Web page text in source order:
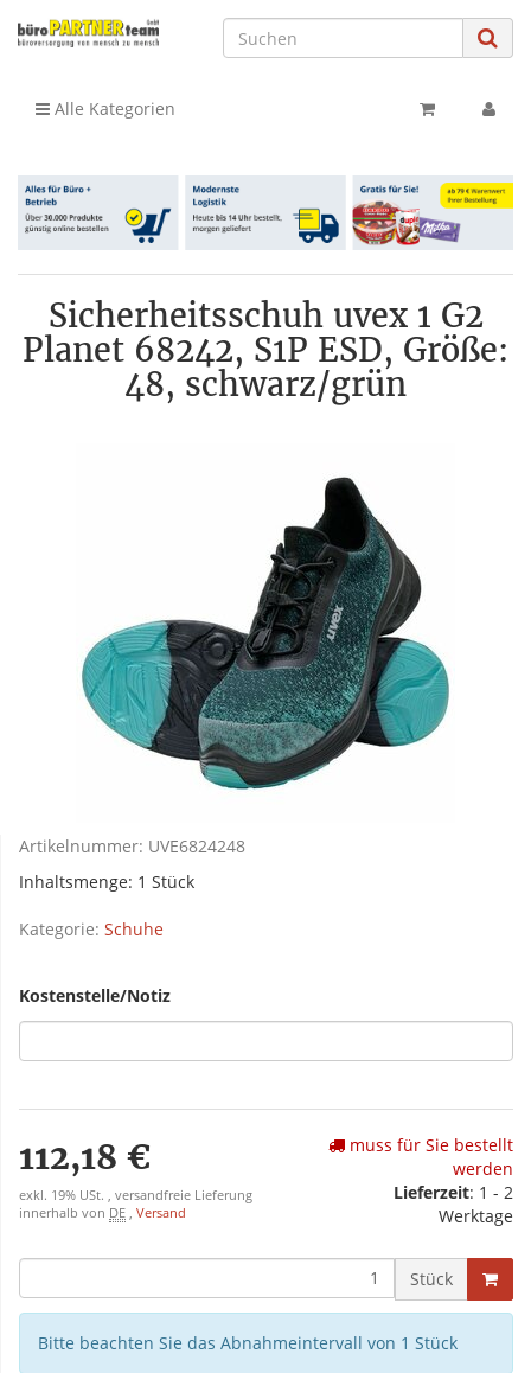
Alle Kategorien
Sicherheitsschuh uvex 1 G2
Planet 68242, S1P ESD, Größe:
48, schwarz/grün
Artikelnummer: UVE6824248
Inhaltsmenge: 1 Stück
Kategorie: Schuhe
Kostenstelle/Notiz
112,18 €
exkl. 19% USt. , versandfreie Lieferung
innerhalb von DE , Versand
muss für Sie bestellt
werden
Lieferzeit: 1 - 2
Werktage
Stück
Bitte beachten Sie das Abnahmeintervall von 1 Stück